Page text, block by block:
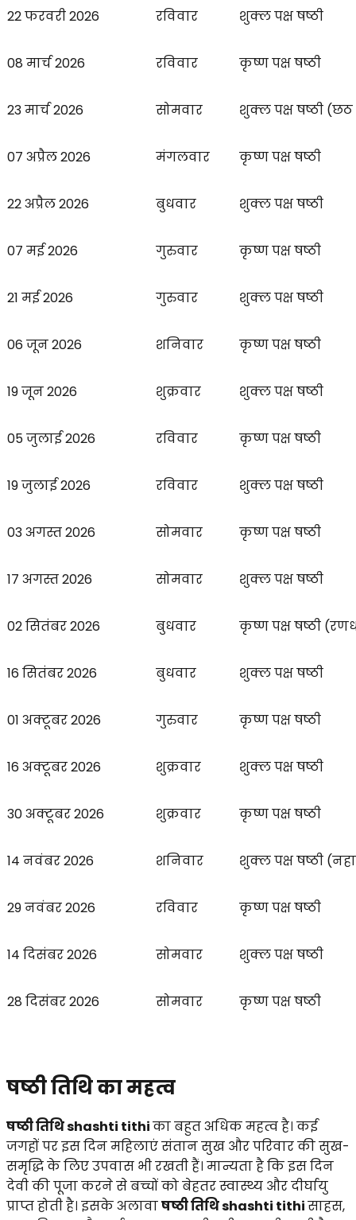
22 फरवरी 2026 रविवार शुक्ल पक्ष षष्ठी
08 मार्च 2026 रविवार कृष्ण पक्ष षष्ठी
23 मार्च 2026 सोमवार शुक्ल पक्ष षष्ठी
07 अप्रैल 2026 मंगलवार कृष्ण पक्ष षष्ठी
22 अप्रैल 2026 बुधवार शुक्ल पक्ष षष्ठी
07 मई 2026 गुरुवार कृष्ण पक्ष षष्ठी
21 मई 2026 गुरुवार शुक्ल पक्ष षष्ठी
06 जून 2026 शनिवार कृष्ण पक्ष षष्ठी
19 जून 2026 शुक्रवार शुक्ल पक्ष षष्ठी
05 जुलाई 2026 रविवार कृष्ण पक्ष षष्ठी
19 जुलाई 2026 रविवार शुक्ल पक्ष षष्ठी
03 अगस्त 2026 सोमवार कृष्ण पक्ष षष्ठी
17 अगस्त 2026 सोमवार शुक्ल पक्ष षष्ठी
02 सितंबर 2026 बुधवार कृष्ण पक्ष षष्ठी
16 सितंबर 2026 बुधवार शुक्ल पक्ष षष्ठी
01 अक्टूबर 2026 गुरुवार कृष्ण पक्ष षष्ठी
16 अक्टूबर 2026 शुक्रवार शुक्ल पक्ष षष्ठी
30 अक्टूबर 2026 शुक्रवार कृष्ण पक्ष षष्ठी
14 नवंबर 2026 शनिवार शुक्ल पक्ष षष्ठी
29 नवंबर 2026 रविवार कृष्ण पक्ष षष्ठी
14 दिसंबर 2026 सोमवार शुक्ल पक्ष षष्ठी
28 दिसंबर 2026 सोमवार कृष्ण पक्ष षष्ठी
षष्ठी तिथि का महत्व
षष्ठी तिथि shashti tithiका बहुत अधिक महत्व है। कई
जगहों पर इस दिन महिलाएं संतान सुख और परिवार की सुख-
समृद्धि के लिए उपवास भी रखती हैं। मान्यता है कि इस दिन
देवी की पूजा करने से बच्चों को बेहतर स्वास्थ्य और दीर्घायु
प्राप्त होती है। इसके अलावाषष्ठी तिथि shashti tithiसाहस,